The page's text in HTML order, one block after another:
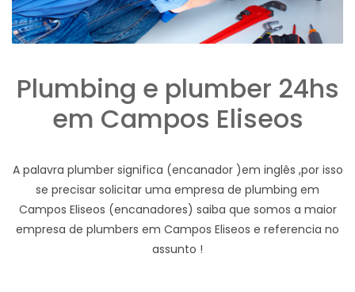
Plumbing e plumber 24hs
em Campos Eliseos
A palavra plumber significa (encanador )em inglês ,por isso
se precisar solicitar uma empresa de plumbing em
Campos Eliseos (encanadores) saiba que somos a maior
empresa de plumbers em Campos Eliseos e referencia no
assunto !